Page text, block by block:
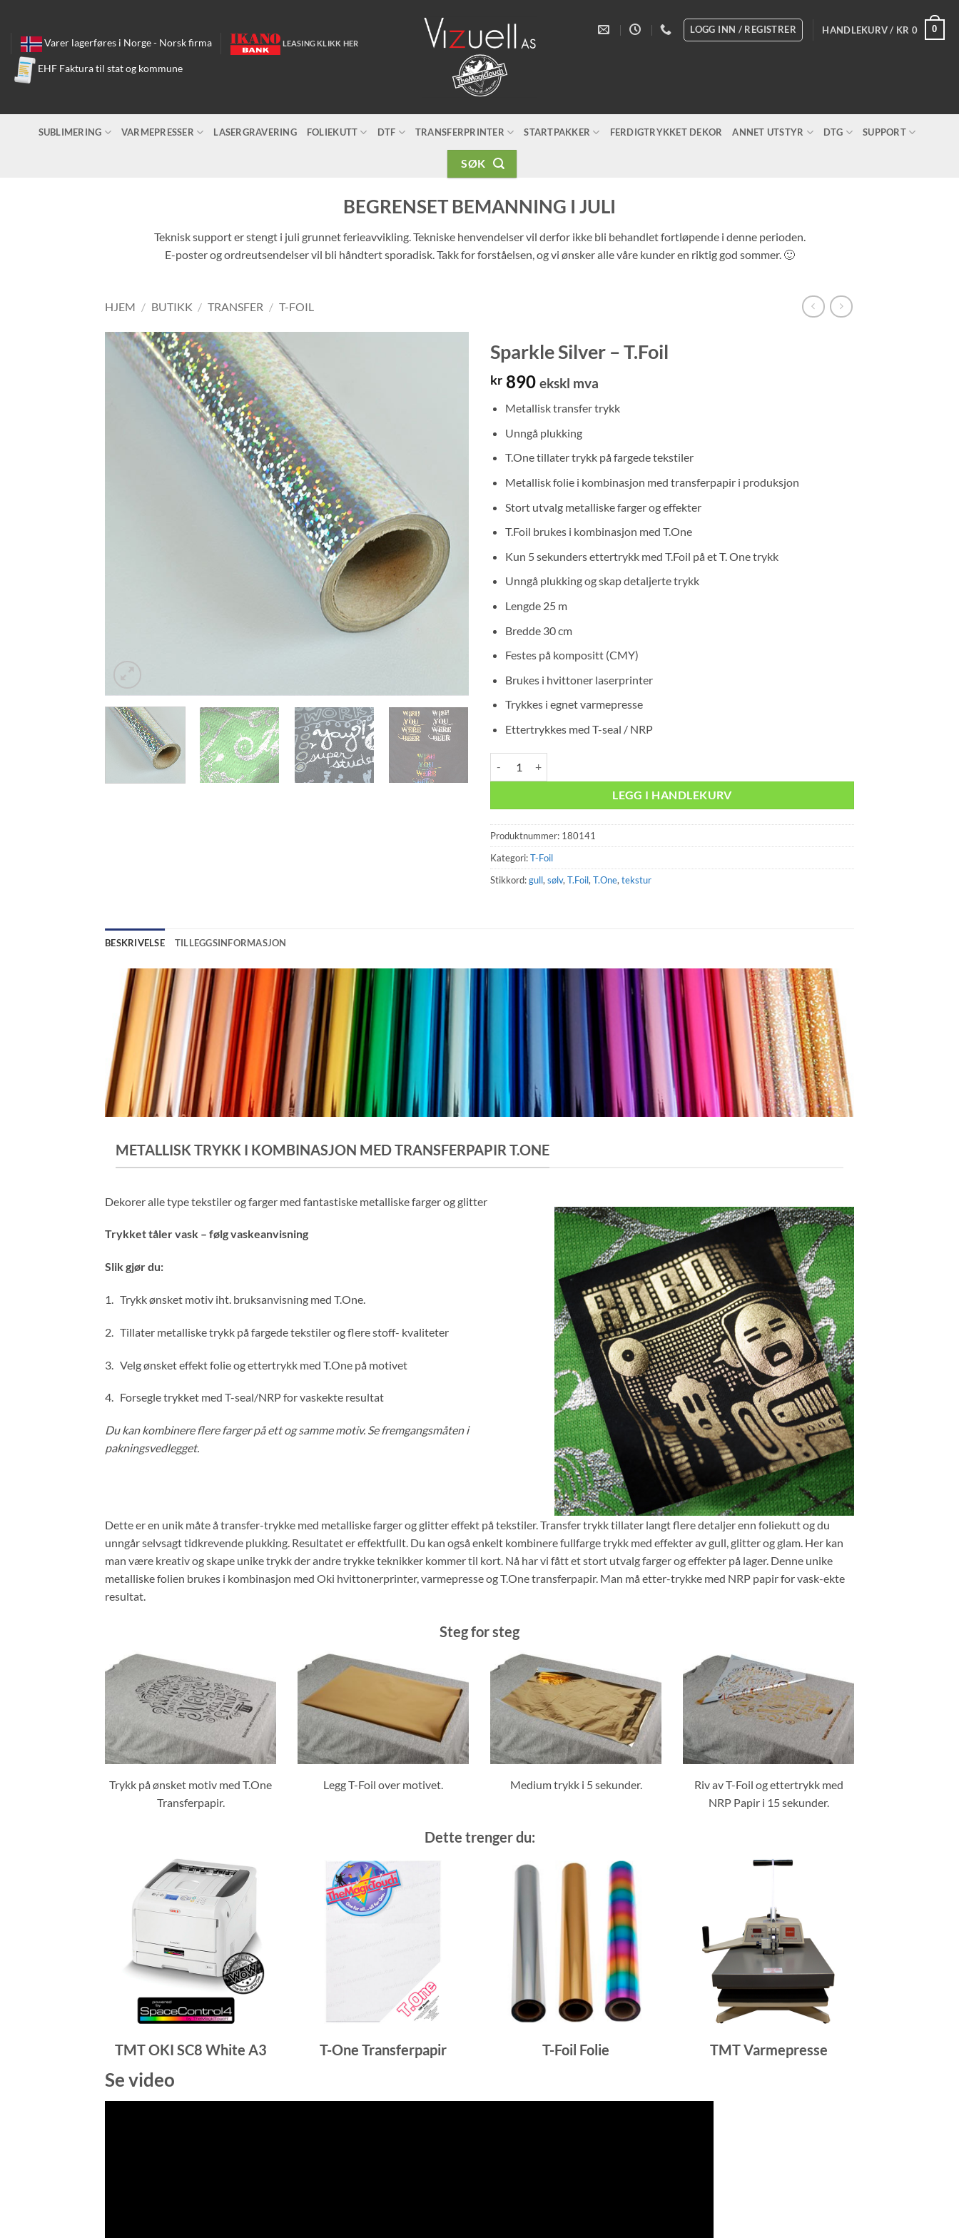
content Varer lagerføres i Norge - Norsk firma LEASING KLIKK HER
EHF Faktura til stat og kommune
LOGG INN / REGISTRER HANDLEKURV / KR 0 0
SUBLIMERING VARMEPRESSER LASERGRAVERING FOLIEKUTT DTF TRANSFERPRINTER STARTPAKKER FERDIGTRYKKET DEKOR ANNET UTSTYR DTG SUPPORT
SØK
BEGRENSET BEMANNING I JULI
Teknisk support er stengt i juli grunnet ferieavvikling. Tekniske henvendelser vil derfor ikke bli behandlet fortløpende i denne perioden.
E-poster og ordreutsendelser vil bli håndtert sporadisk. Takk for forståelsen, og vi ønsker alle våre kunder en riktig god sommer. 🙂
HJEM / BUTIKK / TRANSFER / T-FOIL
Sparkle Silver – T.Foil
kr 890 ekskl mva
Metallisk transfer trykk
Unngå plukking
T.One tillater trykk på fargede tekstiler
Metallisk folie i kombinasjon med transferpapir i produksjon
Stort utvalg metalliske farger og effekter
T.Foil brukes i kombinasjon med T.One
Kun 5 sekunders ettertrykk med T.Foil på et T. One trykk
Unngå plukking og skap detaljerte trykk
Lengde 25 m
Bredde 30 cm
Festes på kompositt (CMY)
Brukes i hvittoner laserprinter
Trykkes i egnet varmepresse
Ettertrykkesmed T-seal / NRP
LEGG I HANDLEKURV
Produktnummer: 180141
Kategori:T-Foil
Stikkord:gull, sølv, T.Foil, T.One, tekstur
BESKRIVELSE TILLEGGSINFORMASJON
METALLISK TRYKK I KOMBINASJON MED TRANSFERPAPIR T.ONE
Dekorer alle type tekstiler og farger med fantastiske metalliske farger og glitter
Trykket tåler vask – følg vaskeanvisning
Slik gjør du:
1. Trykk ønsket motiv iht. bruksanvisning med T.One.
2. Tillater metalliske trykk på fargede tekstiler og flere stoff- kvaliteter
3. Velg ønsket effekt folie og ettertrykk med T.One på motivet
4. Forsegle trykket med T-seal/NRP for vaskekte resultat
Du kan kombinere flere farger på ett og samme motiv. Se fremgangsmåten i
pakningsvedlegget.
Dette er en unik måte å transfer-trykke med metalliske farger og glitter effekt på tekstiler. Transfer trykk tillater langt flere detaljer enn foliekutt og du
unngår selvsagt tidkrevende plukking. Resultatet er effektfullt. Du kan også enkelt kombinere fullfarge trykk med effekter av gull, glitter og glam. Her kan
man være kreativ og skape unike trykk der andre trykke teknikker kommer til kort. Nå har vi fått et stort utvalg farger og effekter på lager. Denne unike
metalliske folien brukes i kombinasjon med Oki hvittonerprinter, varmepresse og T.One transferpapir. Man må etter-trykke med NRP papir for vask-ekte
resultat.
Steg for steg
Trykk på ønsket motiv med T.One
Transferpapir.
Legg T-Foil over motivet. Medium trykk i 5 sekunder.
Riv av T-Foil og ettertrykk med
NRP Papir i 15 sekunder.
Dette trenger du:
TMT OKI SC8 White A3 T-One Transferpapir T-Foil Folie TMT Varmepresse
Se video